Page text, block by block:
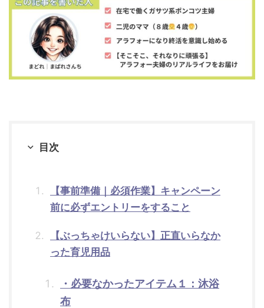
目次
【事前準備｜必須作業】キャンペーン
前に必ずエントリーをすること
【ぶっちゃけいらない】正直いらなか
った育児用品
・必要なかったアイテム１：沐浴
布